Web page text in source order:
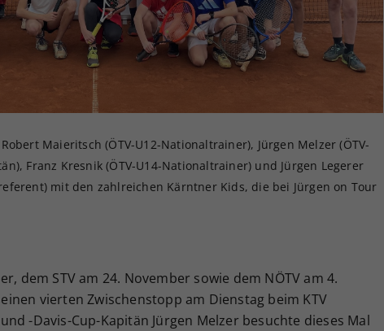
Maieritsch (ÖTV-U12-Nationaltrainer), Jürgen Melzer (ÖTV-
Franz Kresnik (ÖTV-U14-Nationaltrainer) und Jürgen Legerer
mit den zahlreichen Kärntner Kids, die bei Jürgen on Tour
dem STV am 24. November sowie dem NÖTV am 4.
vierten Zwischenstopp am Dienstag beim KTV
-Davis-Cup-Kapitän Jürgen Melzer besuchte dieses Mal
Ihrer vorgenommen Einstellungen, falls der
Webseiten-Betreiber dies eingestellt hat.